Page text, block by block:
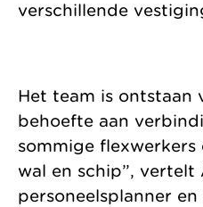
verschillende
Het team is ontstaan
behoefte aan
sommige flexwerkers
wal en schip”, vertelt
personeelsplanner